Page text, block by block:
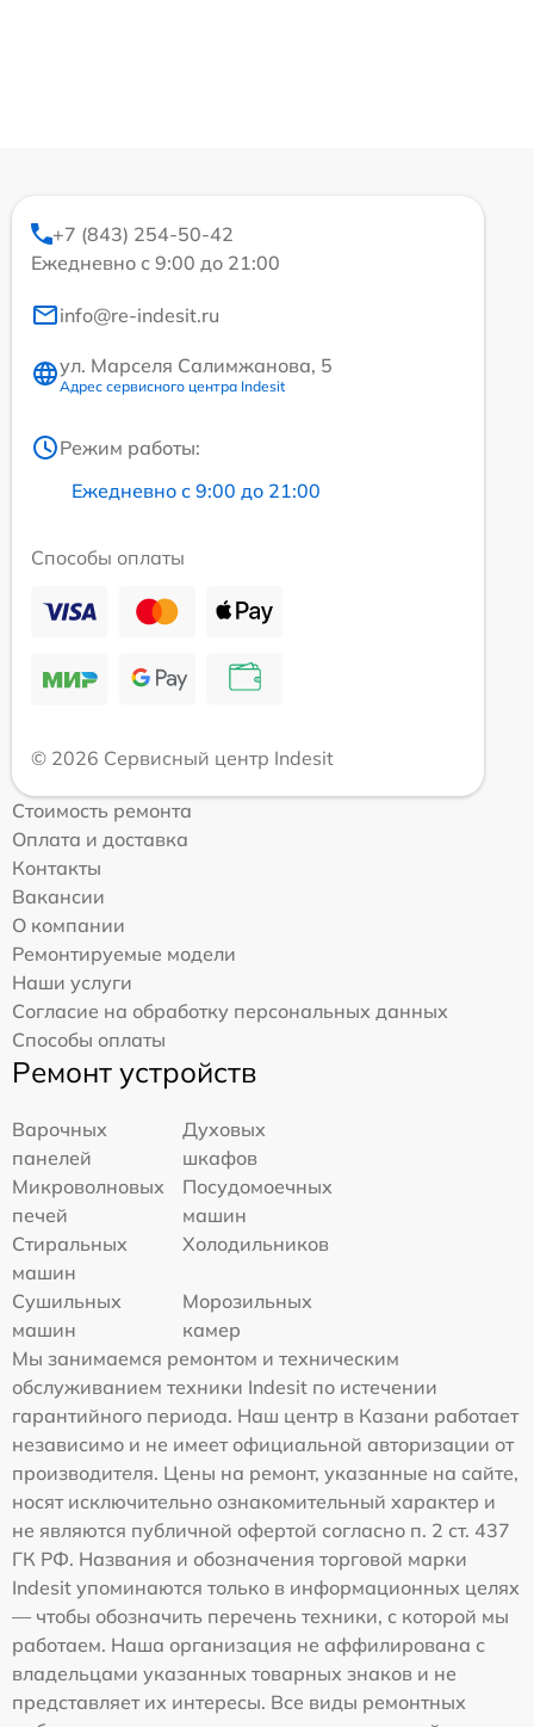
+7 (843) 254-50-42
Ежедневно с 9:00 до 21:00
info@re-indesit.ru
ул. Марселя Салимжанова, 5
Адрес сервисного центра Indesit
Режим работы:
Ежедневно с 9:00 до 21:00
Способы оплаты
© 2026 Сервисный центр Indesit
Стоимость ремонта
Оплата и доставка
Контакты
Вакансии
О компании
Ремонтируемые модели
Наши услуги
Согласие на обработку персональных данных
Способы оплаты
Ремонт устройств
Варочных
панелей
Духовых
шкафов
Микроволновых
печей
Посудомоечных
машин
Стиральных
машин
Холодильников
Сушильных
машин
Морозильных
камер
Мы занимаемся ремонтом и техническим
обслуживанием техники Indesit по истечении
гарантийного периода. Наш центр в Казани работает
независимо и не имеет официальной авторизации от
производителя. Цены на ремонт, указанные на сайте,
носят исключительно ознакомительный характер и
не являются публичной офертой согласно п. 2 ст. 437
ГК РФ. Названия и обозначения торговой марки
Indesit упоминаются только в информационных целях
— чтобы обозначить перечень техники, с которой мы
работаем. Наша организация не аффилирована с
владельцами указанных товарных знаков и не
представляет их интересы. Все виды ремонтных